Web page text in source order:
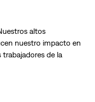
altos
nuestro impacto en
trabajadores de la